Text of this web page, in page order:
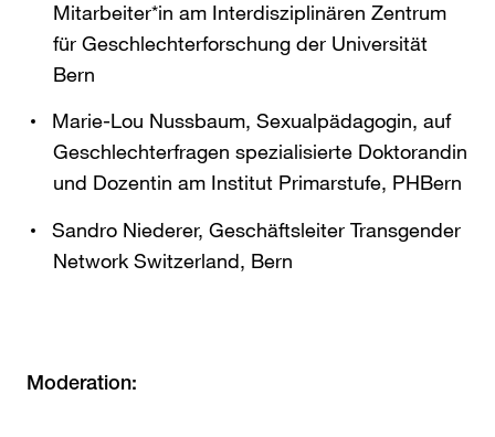
Mitarbeiter*in am Interdisziplinären Zentrum
für Geschlechterforschung der Universität
Bern
Marie-Lou Nussbaum, Sexualpädagogin, auf
Geschlechterfragen spezialisierte Doktorandin
und Dozentin am Institut Primarstufe, PHBern
Sandro Niederer, Geschäftsleiter Transgender
Network Switzerland, Bern
Moderation: